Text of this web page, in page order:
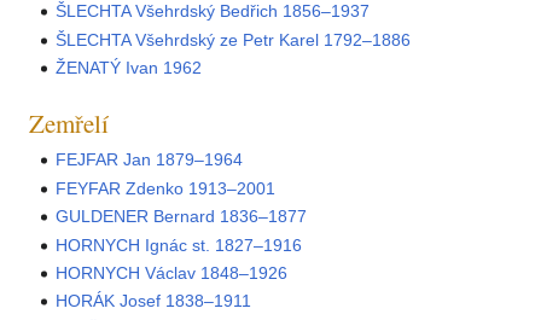
ŠLECHTA Všehrdský Bedřich 1856–1937
ŠLECHTA Všehrdský ze Petr Karel 1792–1886
ŽENATÝ Ivan 1962
Zemřelí
FEJFAR Jan 1879–1964
FEYFAR Zdenko 1913–2001
GULDENER Bernard 1836–1877
HORNYCH Ignác st. 1827–1916
HORNYCH Václav 1848–1926
HORÁK Josef 1838–1911